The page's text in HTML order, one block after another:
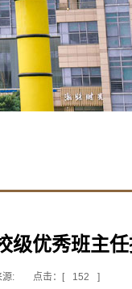
级优秀班主
源: 点击：[ 152 ]